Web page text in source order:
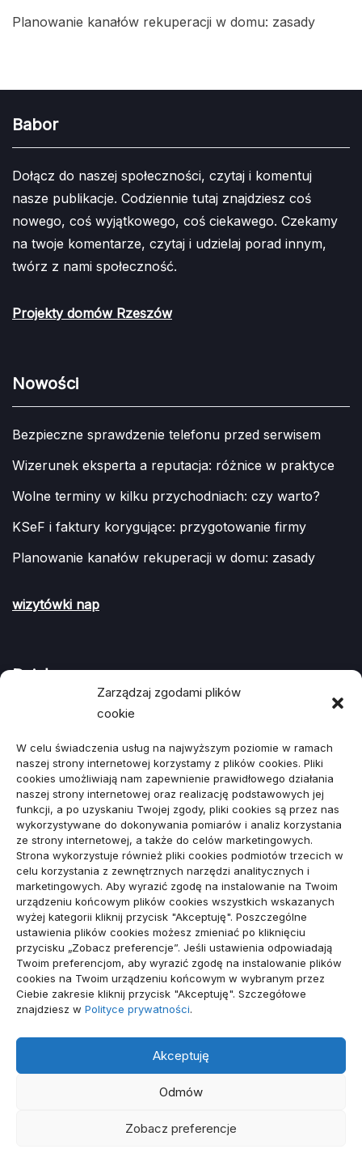
Zarządzaj zgodami plików
cookie
W celu świadczenia usług na najwyższym poziomie w ramach
naszej strony internetowej korzystamy z plików cookies. Pliki
cookies umożliwiają nam zapewnienie prawidłowego działania
naszej strony internetowej oraz realizację podstawowych jej
funkcji, a po uzyskaniu Twojej zgody, pliki cookies są przez nas
wykorzystywane do dokonywania pomiarów i analiz korzystania
ze strony internetowej, a także do celów marketingowych.
Strona wykorzystuje również pliki cookies podmiotów trzecich w
celu korzystania z zewnętrznych narzędzi analitycznych i
marketingowych. Aby wyrazić zgodę na instalowanie na Twoim
urządzeniu końcowym plików cookies wszystkich wskazanych
wyżej kategorii kliknij przycisk "Akceptuję". Poszczególne
ustawienia plików cookies możesz zmieniać po kliknięciu
przycisku „Zobacz preferencje”. Jeśli ustawienia odpowiadają
Twoim preferencjom, aby wyrazić zgodę na instalowanie plików
cookies na Twoim urządzeniu końcowym w wybranym przez
Ciebie zakresie kliknij przycisk "Akceptuję". Szczegółowe
znajdziesz w Polityce prywatności.
Akceptuję
Odmów
Zobacz preferencje
Planowanie kanałów rekuperacji w domu: zasady
Babor
Dołącz do naszej społeczności, czytaj i komentuj
nasze publikacje. Codziennie tutaj znajdziesz coś
nowego, coś wyjątkowego, coś ciekawego. Czekamy
na twoje komentarze, czytaj i udzielaj porad innym,
twórz z nami społeczność.
Projekty domów Rzeszów
Nowości
Bezpieczne sprawdzenie telefonu przed serwisem
Wizerunek eksperta a reputacja: różnice w praktyce
Wolne terminy w kilku przychodniach: czy warto?
KSeF i faktury korygujące: przygotowanie firmy
Planowanie kanałów rekuperacji w domu: zasady
wizytówki nap
Działy
Biznes, Finanse(78)
Budownictwo, Przemysł(64)
Dom, Ogród(79)
Edukacja, Rozrywka(34)
Inne (89)
Moda, Lifestyle(23)
Motoryzacja(48)
Sport, Turystyka(54)
Technologie(19)
WSZELKIE PRAWA ZASTRZEŻONE - BABOR